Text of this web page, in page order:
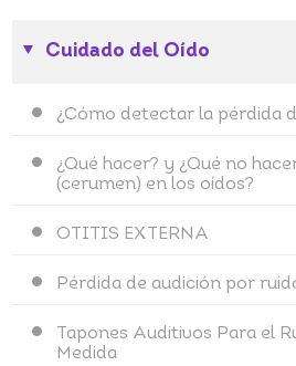
Cuidado del Oído
¿Cómo detectar la pérdida
¿Qué hacer? y ¿Qué no
(cerumen) en los oídos?
OTITIS EXTERNA
Pérdida de audición por
Tapones Auditivos Para el
Medida